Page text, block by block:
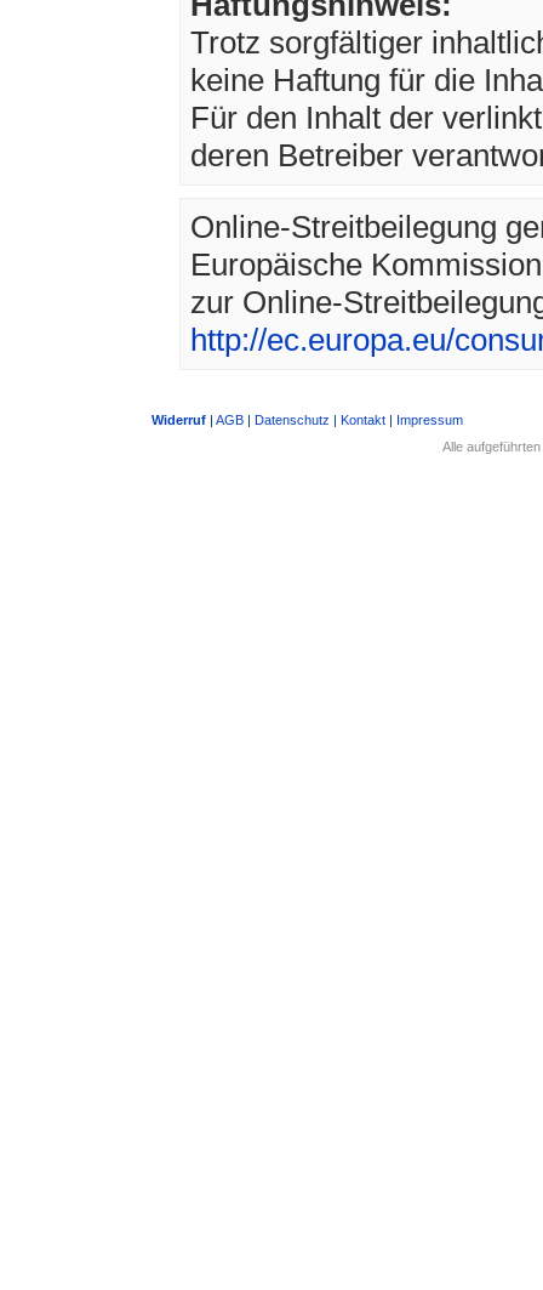
Trotz sorgfältiger
keine Haftung für die
Für den Inhalt der
deren Betreiber
Online-Streitbeilegung
Europäische
zur Online-
http://ec.europa.eu/
Widerruf AGB Datenschutz Kontakt
Impressum
Alle